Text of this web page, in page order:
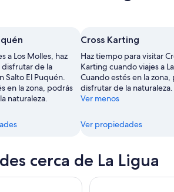
a Los Molles, haz
de la
Salto El Puquén.
en la zona, podrás
naturaleza.
Cross Karting
Haz tiempo para visitar
Karting cuando viajes a
Cuando estés en la zona,
disfrutar de la naturaleza.
Ver menos
Ver propiedades
cerca de La Ligua